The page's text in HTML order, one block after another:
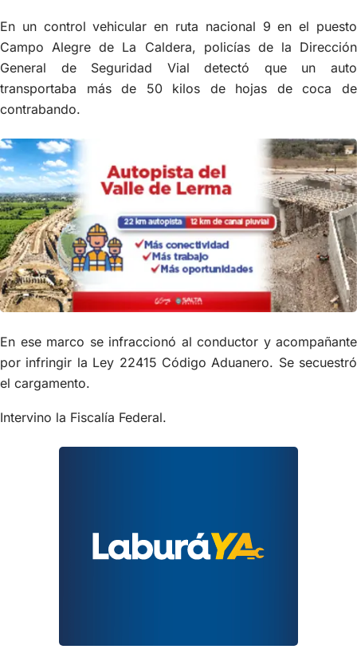
En un control vehicular en ruta nacional 9 en el puesto
Campo Alegre de La Caldera, policías de la Dirección
General de Seguridad Vial detectó que un auto
transportaba más de 50 kilos de hojas de coca de
contrabando.
En ese marco se infraccionó al conductor y acompañante
por infringir la Ley 22415 Código Aduanero. Se secuestró
el cargamento.
Intervino la Fiscalía Federal.